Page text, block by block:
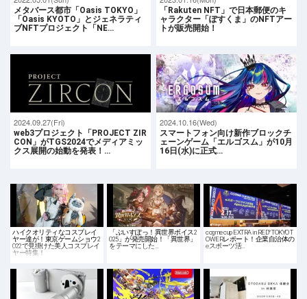
メタバース都市「Oasis TOKYO」
「Oasis KYOTO」とジェネラティ
ブNFTプロジェクト「NE…
「Rakuten NFT」で日本郵便のキ
ャラクター「ぽすくま」のNFTアー
トが販売開始！
2024.09.27(Fri)
web3プロジェクト「PROJECT ZIR
CON」がTGS2024でメディアミッ
クス展開の始動を発表！…
2024.10.16(Wed)
スマートフォン向け新作ブロックチ
ェーンゲーム「エルゴスム」が10月
16日(水)に正式…
ハイクオリティなコスプレイ
ヤー達が！東京ゲームショウ2
022で見掛けた美人コスプレイ
ヤー特集！
「ぶいすぽっ！異世界ボイス2
025」が発売開始！「異世界」
をテーマにした…
cogme cup EXTRA in RED° TOKYO T
OWERレポート！企業自治体の
eスポーツ活…